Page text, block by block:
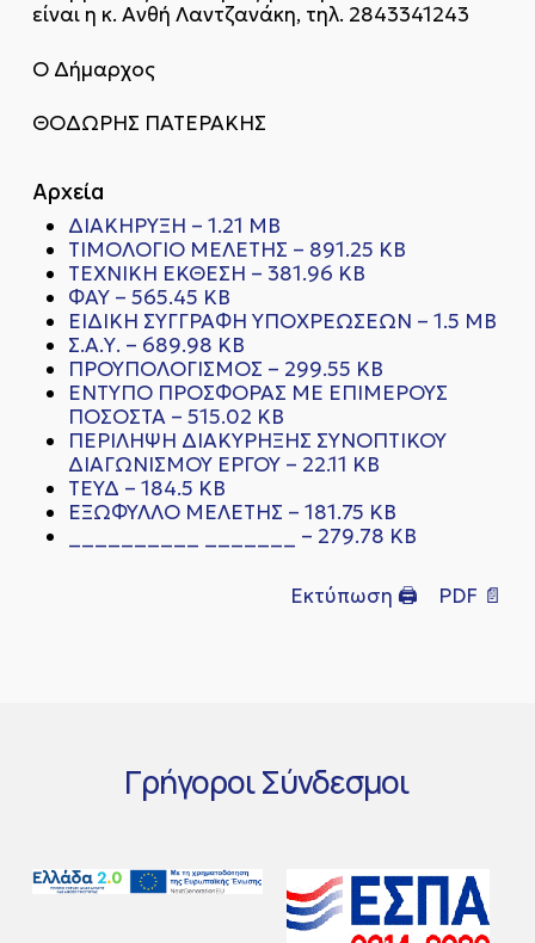
είναι η κ. Ανθή Λαντζανάκη, τηλ. 2843341243
Ο Δήμαρχος
ΘΟΔΩΡΗΣ ΠΑΤΕΡΑΚΗΣ
Αρχεία
ΔΙΑΚΗΡΥΞΗ – 1.21 MB
ΤΙΜΟΛΟΓΙΟ ΜΕΛΕΤΗΣ – 891.25 KB
ΤΕΧΝΙΚΗ ΕΚΘΕΣΗ – 381.96 KB
ΦΑΥ – 565.45 KB
ΕΙΔΙΚΗ ΣΥΓΓΡΑΦΗ ΥΠΟΧΡΕΩΣΕΩΝ – 1.5 MB
Σ.Α.Υ. – 689.98 KB
ΠΡΟΥΠΟΛΟΓΙΣΜΟΣ – 299.55 KB
ΕΝΤΥΠΟ ΠΡΟΣΦΟΡΑΣ ΜΕ ΕΠΙΜΕΡΟΥΣ
ΠΟΣΟΣΤΑ – 515.02 KB
ΠΕΡΙΛΗΨΗ ΔΙΑΚΥΡΗΞΗΣ ΣΥΝΟΠΤΙΚΟΥ
ΔΙΑΓΩΝΙΣΜΟΥ ΕΡΓΟΥ – 22.11 KB
ΤΕΥΔ – 184.5 KB
ΕΞΩΦΥΛΛΟ ΜΕΛΕΤΗΣ – 181.75 KB
__________ _______ – 279.78 KB
Εκτύπωση 🖨 PDF 📄
ΓρήγοροιΣύνδεσμοι